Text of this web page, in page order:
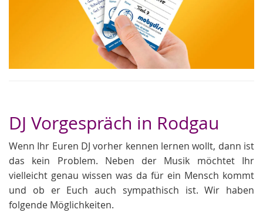
DJ Vorgespräch in Rodgau
Wenn Ihr Euren DJ vorher kennen lernen wollt, dann ist
das kein Problem. Neben der Musik möchtet Ihr
vielleicht genau wissen was da für ein Mensch kommt
und ob er Euch auch sympathisch ist. Wir haben
folgende Möglichkeiten.